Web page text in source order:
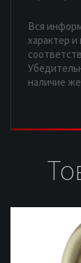
Вся
характер
наличие